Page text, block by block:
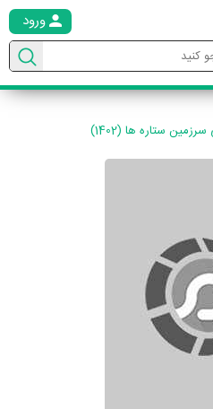
ورود
ستاره ها (1402)